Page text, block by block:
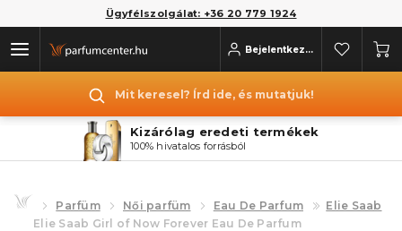
Ügyfélszolgálat: +36 20 779 1924
Bejelentkezés
Mit keresel? Írd ide, és mutatjuk!
Kizárólag eredeti termékek
100% hivatalos forrásból
Parfüm Női parfüm Eau De Parfum
Elie Saab
Elie Saab Girl of Now Forever Eau De Parfum